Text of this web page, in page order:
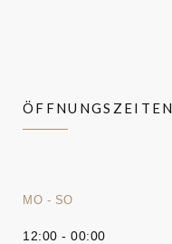
ÖFFNUNGSZEITEN
MO - SO
12:00 - 00:00